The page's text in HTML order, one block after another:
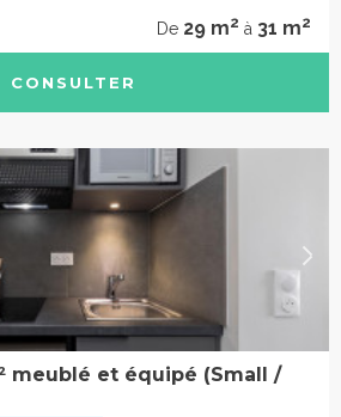
De 29 m2 à 31 m2
CONSULTER
meublé et équipé (Small /